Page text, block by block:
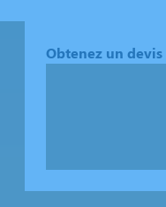
Obtenez un devis